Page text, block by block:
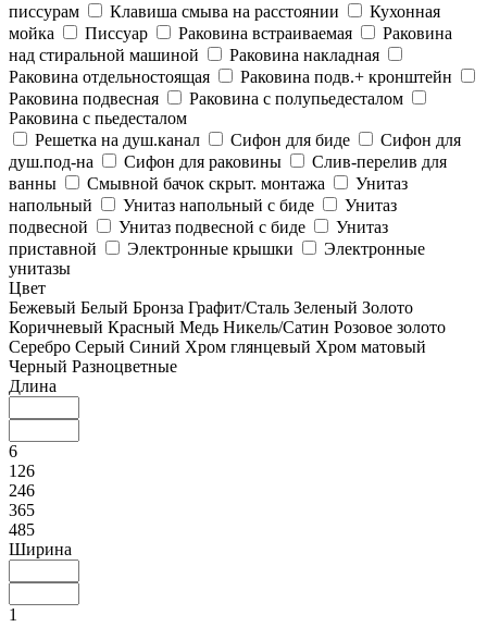
писсурам
Клавиша смыва на расстоянии
Кухонная
мойка
Писсуар Раковина встраиваемая
Раковина
над стиральной машиной
Раковина накладная
Раковина отдельностоящая
Раковина подв.+ кронштейн
Раковина подвесная
Раковина с полупьедесталом
Раковина с пьедесталом
Решетка на душ.канал
Сифон для биде
Сифон для
душ.под-на
Сифон для раковины
Слив-перелив для
ванны
Смывной бачок скрыт. монтажа
Унитаз
напольный
Унитаз напольный с биде
Унитаз
подвесной
Унитаз подвесной с биде
Унитаз
приставной
Электронные крышки
Электронные
унитазы
Цвет
Бежевый Белый Бронза Графит/Сталь Зеленый Золото
Коричневый Красный Медь Никель/Сатин Розовое золото
Серебро Серый Синий Хром глянцевый Хром матовый
Черный Разноцветные
Длина
6
126
246
365
485
Ширина
1